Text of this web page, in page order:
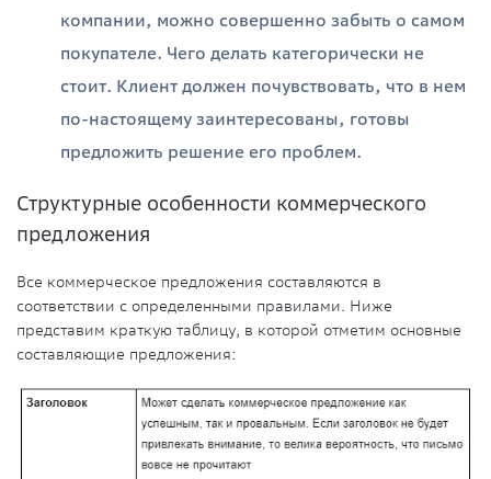
компании, можно совершенно забыть о самом
покупателе. Чего делать категорически не
стоит. Клиент должен почувствовать, что в нем
по-настоящему заинтересованы, готовы
предложить решение его проблем.
Структурные особенности коммерческого
предложения
Все коммерческое предложения составляются в
соответствии с определенными правилами. Ниже
представим краткую таблицу, в которой отметим основные
составляющие предложения: